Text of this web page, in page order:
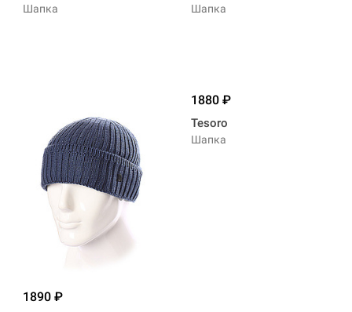
Шапка Шапка
1890
1880
Tesoro
Шапка